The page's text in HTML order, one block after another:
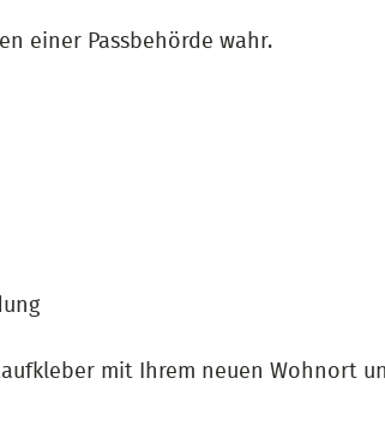
einer Passbehörde wahr.
mit Ihrem neuen Wohnort